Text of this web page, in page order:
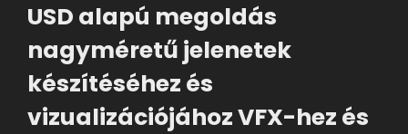
USD alapú megoldás
nagyméretű jelenetek
készítéséhez és
vizualizációjához VFX-hez és